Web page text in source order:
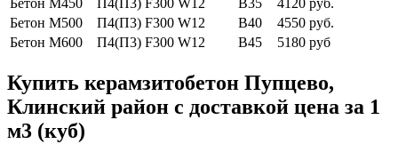
Бетон М450
П4(П3) F300 W12 В35
4120 руб.
Бетон М500
П4(П3) F300 W12 В40
4550 руб.
Бетон М600
П4(П3) F300 W12 В45 5180 руб
Купить керамзитобетон Пупцево,
Клинский район с доставкой цена за 1
м3 (куб)